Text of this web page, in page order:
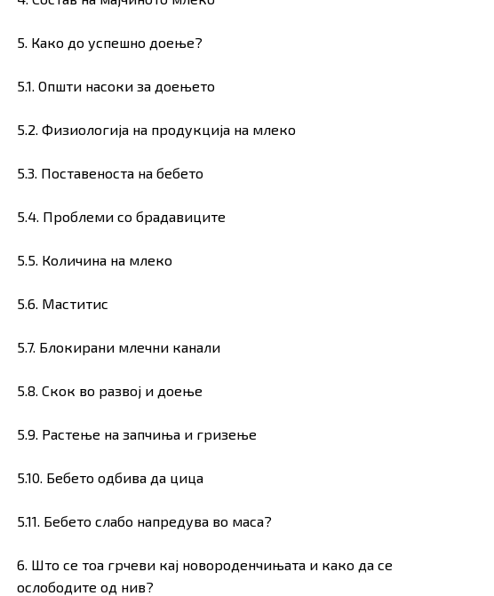
5. Како до успешно доење?
5.1. Општи насоки за доењето
5.2. Физиологија на продукција на млеко
5.3. Поставеноста на бебето
5.4. Проблеми со брадавиците
5.5. Количина на млеко
5.6. Маститис
5.7. Блокирани млечни канали
5.8. Скок во развој и доење
5.9. Растење на запчиња и гризење
5.10. Бебето одбива да цица
5.11. Бебето слабо напредува во маса?
6. Што се тоа грчеви кај новороденчињата и како да се
ослободите од нив?